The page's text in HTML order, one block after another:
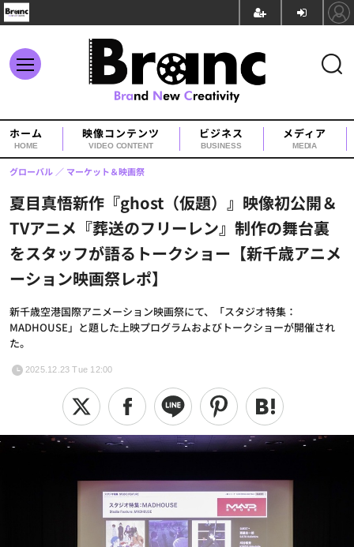
ホーム
HOME
映像コンテンツ
VIDEO CONTENT
ビジネス
BUSINESS
メディア
MEDIA
夏目真悟新作『ghost（仮題）』映像初公開＆
TVアニメ『葬送のフリーレン』制作の舞台裏
をスタッフが語るトークショー【新千歳アニメ
ーション映画祭レポ】
新千歳空港国際アニメーション映画祭にて、「スタジオ特集：
MADHOUSE」と題した上映プログラムおよびトークショーが開催され
た。
グローバル マーケット＆映画祭
2025.12.23 Tue 12:00